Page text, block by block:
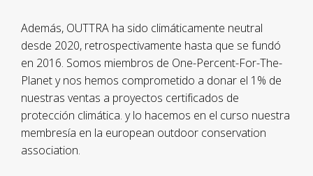
Además, OUTTRA ha sido climáticamente neutral
desde 2020, retrospectivamente hasta que se fundó
en 2016. Somos miembros de One-Percent-For-The-
Planet y nos hemos comprometido a donar el 1% de
nuestras ventas a proyectos certificados de
protección climática. y lo hacemos en el curso nuestra
membresía en la european outdoor conservation
association.